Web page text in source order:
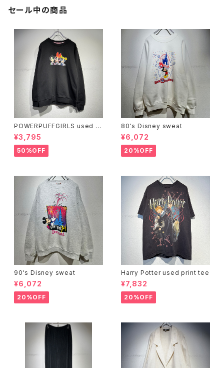
セール中の商品
POWERPUFFGIRLS used s
weat
¥3,795
50%OFF
80's Disney sweat
¥6,072
20%OFF
90's Disney sweat
¥6,072
20%OFF
Harry Potter used print tee
¥7,832
20%OFF